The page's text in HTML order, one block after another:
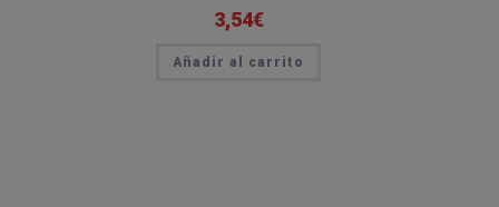
3,54€
Añadir al carrito